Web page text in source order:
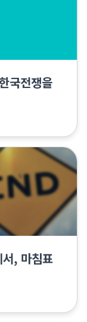
국전쟁을
, 마침표